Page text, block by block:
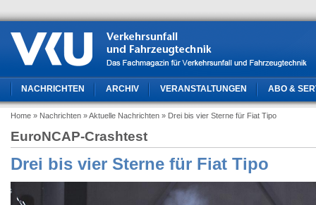
NACHRICHTEN ARCHIV VERANSTALTUNGEN ABO &
Home » Nachrichten » Aktuelle Nachrichten » Drei bis vier Sterne für Fiat Tipo
EuroNCAP-Crashtest
Drei bis vier Sterne für Fiat Tipo